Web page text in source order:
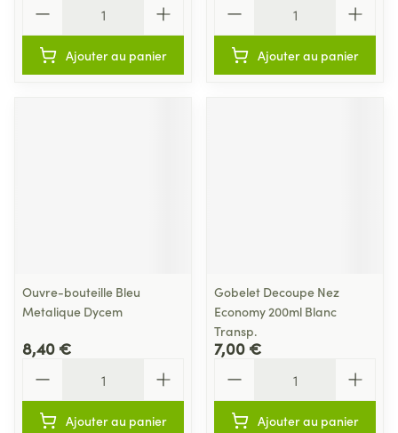
Ajouter au panier Ajouter au panier
Ouvre-bouteille Bleu
Metalique Dycem
8,40 €
Ajouter au panier
Gobelet Decoupe Nez
Economy 200ml Blanc
Transp.
7,00 €
Ajouter au panier